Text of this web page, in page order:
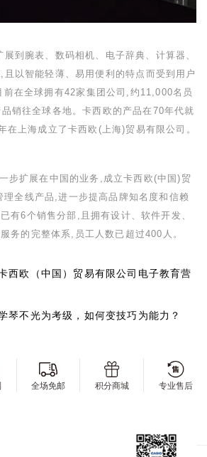
到腕表、数码相机、电子辞典、计算器、
且以智能轻薄、易用便利的特点而受到用户
前在全球拥有42家集团公司,约 11,000名员
销往全球各地。卡西欧的产品在 70年代就
在上海成立了卡西欧 (上海)贸易有限公司。
步扩展在中国的业务,成立卡西欧 (中国) 贸
全线产品,进一步提高品牌知名度和信赖
有6个销售分部,且拥有设计、软件开发、
务的完整体系,员工人数已超过400 人。
西欧（中国）贸易有限公司电子教育营
琴不光为考级，如何变技巧为能力？
全场免邮 积分商城 专业售后